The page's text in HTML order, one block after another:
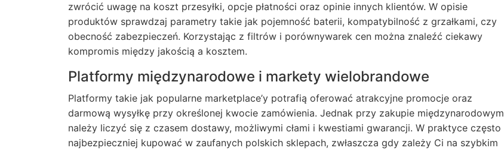
zwrócić uwagę na koszt przesyłki, opcje płatności oraz opinie innych klientów. W opisie
produktów sprawdzaj parametry takie jak pojemność baterii, kompatybilność z grzałkami, czy
obecność zabezpieczeń. Korzystając z filtrów i porównywarek cen można znaleźć ciekawy
kompromis między jakością a kosztem.
Platformy międzynarodowe i markety wielobrandowe
Platformy takie jak popularne marketplace’y potrafią oferować atrakcyjne promocje oraz
darmową wysyłkę przy określonej kwocie zamówienia. Jednak przy zakupie międzynarodowym
należy liczyć się z czasem dostawy, możliwymi cłami i kwestiami gwarancji. W praktyce często
najbezpieczniej kupować w zaufanych polskich sklepach, zwłaszcza gdy zależy Ci na szybkim